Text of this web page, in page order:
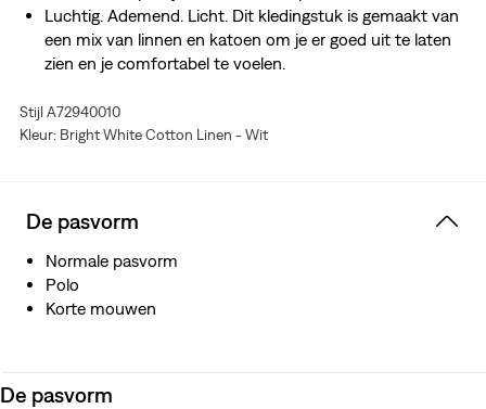
Luchtig. Ademend. Licht. Dit kledingstuk is gemaakt van
een mix van linnen en katoen om je er goed uit te laten
zien en je comfortabel te voelen.
Stijl A72940010
Kleur: Bright White Cotton Linen - Wit
De pasvorm
Normale pasvorm
Polo
Korte mouwen
De pasvorm